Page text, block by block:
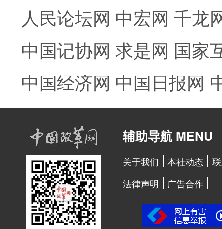
人民论坛网 中宏网 千龙
中国记协网 求是网 国家
中国经济网 中国日报网
辅助导航 MENU
关于我们 本社动态
法律声明
广告合作